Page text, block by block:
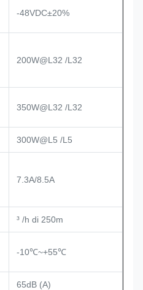
-48VDC±20%
200W@L32 /L32
350W@L32 /L32
300W@L5 /L5
7.3A/8.5A
³ /h di 250m
-10℃~+55℃
65dB (A)